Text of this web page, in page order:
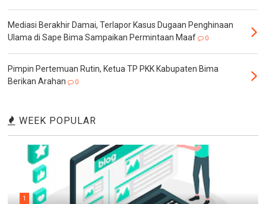
Mediasi Berakhir Damai, Terlapor Kasus Dugaan Penghinaan
Ulama di Sape Bima Sampaikan Permintaan Maaf
0
Pimpin Pertemuan Rutin, Ketua TP PKK Kabupaten Bima
Berikan Arahan
0
WEEK POPULAR
1